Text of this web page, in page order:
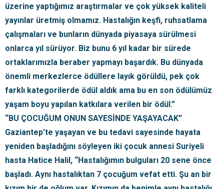
üzerine yaptığımız araştırmalar ve çok yüksek kaliteli
yayınlar üretmiş olmamız. Hastalığın keşfi, ruhsatlama
çalışmaları ve bunların dünyada piyasaya sürülmesi
onlarca yıl sürüyor. Biz bunu 6 yıl kadar bir sürede
ortaklarımızla beraber yapmayı başardık. Bu dünyada
önemli merkezlerce ödüllere layık görüldü, pek çok
farklı kategorilerde ödül aldık ama bu en son ödülümüz
yaşam boyu yapılan katkılara verilen bir ödül.”
“BU ÇOCUĞUM ONUN SAYESİNDE YAŞAYACAK”
Gaziantep’te yaşayan ve bu tedavi sayesinde hayata
yeniden başladığını söyleyen iki çocuk annesi Suriyeli
hasta Hatice Halil, “Hastalığımın bulguları 20 sene önce
başladı. Aynı hastalıktan 7 çocuğum vefat etti. Şu an bir